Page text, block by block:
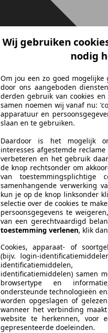
Wij gebruiken
nodig
Om jou een zo goed
door ons aangeboden
derden gebruik van cookies
samen noemen wij vanaf nu:
apparatuur en
slaan en te gebruiken.
Daardoor is het mogelijk
interesses afgestemde
verbeteren en het gebruik
de knop rechtsonder om
van toestemmingsplichtige
samenhangende verwerking
kun je op de knop linksonder
selectie over de cookies te
persoonsgegevens te
van een gerechtvaardigd
toestemming verlenen, klik dan
Cookies, apparaat- of
(bijv. login-
identificatiemiddelen,
identificatiemiddelen) samen
browsertype en
ondersteunde technologieën
worden opgeslagen of
wanneer het verbinding
website te herkennen, voor
gepresenteerde doeleinden.